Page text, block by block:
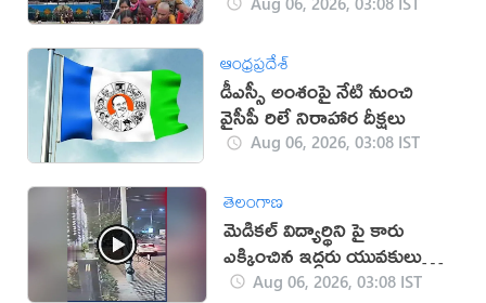
ఆంధ్రప్రదేశ్
డీఎస్సీ అంశంపై నేటి నుంచి
వైసీపీ రిలే నిరాహార దీక్షలు
Aug 06, 2026, 03:08 IST
తెలంగాణ
మెడికల్ విద్యార్థిని పై కారు
ఎక్కించిన ఇద్దరు యువకులు
(వీడియో)
Aug 06, 2026, 03:08 IST